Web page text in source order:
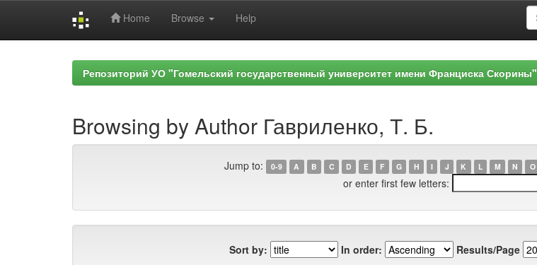
Home Browse Help
Репозиторий УО "Гомельский государственный университет имени Франциска Скорины"
Browsing by Author Гавриленко, Т. Б.
Jump to: 0-9 A B C D E F G H I J K L M N O
or enter first few letters:
Sort by: In order: Results/Page